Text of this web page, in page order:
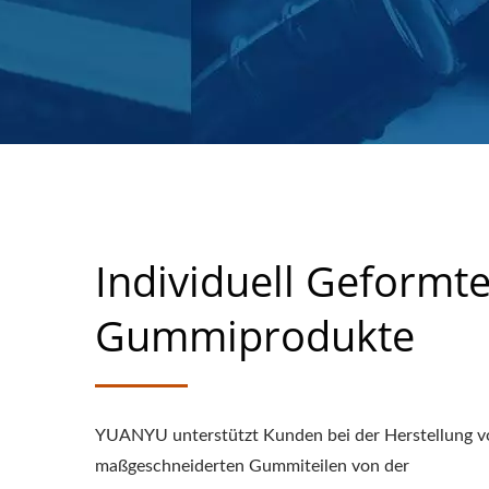
Individuell
Gummiprodukte
YUANYU unterstützt Kunden bei der Herstellung
maßgeschneiderten Gummiteilen von der